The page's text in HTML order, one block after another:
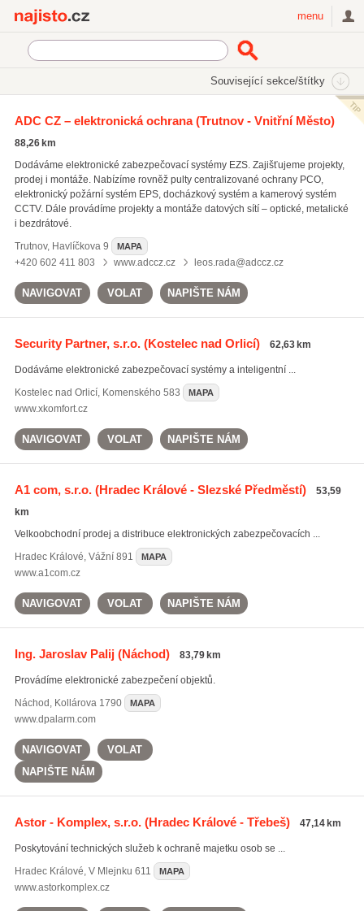
menu
Související sekce/štítky
Elektronická ochrana
ADC CZ – elektronická ochrana(Trutnov - Vnitřní Město)
88,26 km
Dodáváme elektronické zabezpečovací systémy EZS. Zajišťujeme projekty,
prodej i montáže. Nabízíme rovněž pulty centralizované ochrany PCO,
elektronický požární systém EPS, docházkový systém a kamerový systém
CCTV. Dále provádíme projekty a montáže datových sítí – optické, metalické
i bezdrátové.
Trutnov, Havlíčkova 9 MAPA
+420 602 411 803 www.adccz.cz leos.rada@adccz.cz
NAVIGOVAT VOLAT NAPIŠTE NÁM
Security Partner, s.r.o.(Kostelec nad Orlicí) 62,63 km
Dodáváme elektronické zabezpečovací systémy a inteligentní ...
Kostelec nad Orlicí, Komenského 583 MAPA
www.xkomfort.cz
NAVIGOVAT VOLAT NAPIŠTE NÁM
A1 com, s.r.o.(Hradec Králové - Slezské Předměstí)
53,59
km
Velkoobchodní prodej a distribuce elektronických zabezpečovacích ...
Hradec Králové, Vážní 891 MAPA
www.a1com.cz
NAVIGOVAT VOLAT NAPIŠTE NÁM
Ing. Jaroslav Palij(Náchod) 83,79 km
Provádíme elektronické zabezpečení objektů.
Náchod , Kollárova 1790 MAPA
www.dpalarm.com
NAVIGOVAT
VOLAT
NAPIŠTE NÁM
Astor - Komplex, s.r.o.(Hradec Králové - Třebeš) 47,14 km
Poskytování technických služeb k ochraně majetku osob se ...
Hradec Králové, V Mlejnku 611 MAPA
www.astorkomplex.cz